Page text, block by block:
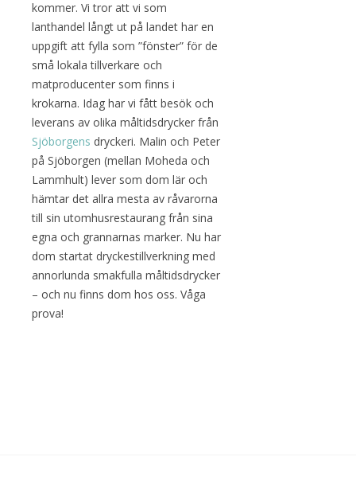
kommer. Vi tror att vi som
lanthandel långt ut på landet har en
uppgift att fylla som ”fönster” för de
små lokala tillverkare och
matproducenter som finns i
krokarna. Idag har vi fått besök och
leverans av olika måltidsdrycker från
Sjöborgens dryckeri. Malin och Peter
på Sjöborgen (mellan Moheda och
Lammhult) lever som dom lär och
hämtar det allra mesta av råvarorna
till sin utomhusrestaurang från sina
egna och grannarnas marker. Nu har
dom startat dryckestillverkning med
annorlunda smakfulla måltidsdrycker
– och nu finns dom hos oss. Våga
prova!